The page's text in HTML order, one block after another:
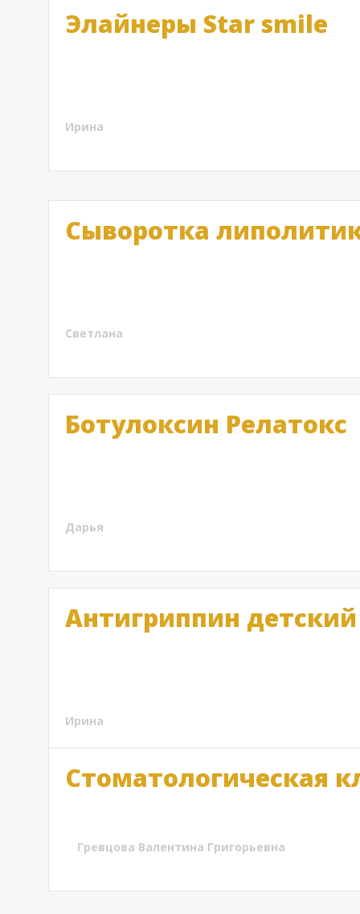
Элайнеры Star smile
Ирина
Сыворотка
Светлана
Ботулоксин Релатокс
Дарья
Антигриппин детский
Ирина
Стоматологическая
Гревцова Валентина Григорьевна